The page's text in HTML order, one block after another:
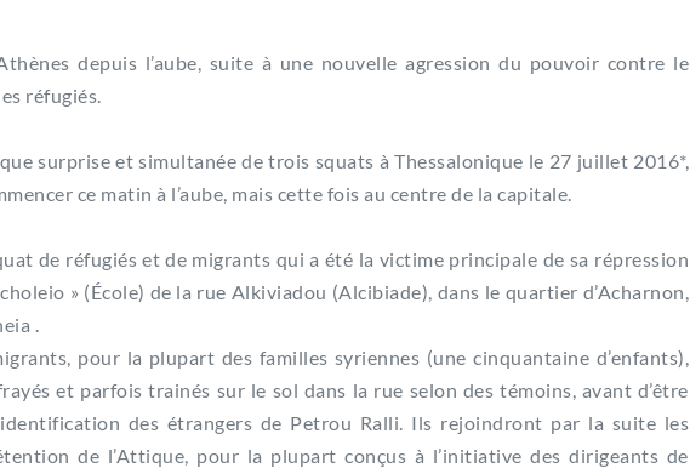
depuis l’aube, suite à une nouvelle agression du pouvoir contre le
réfugiés.
surprise et simultanée de trois squats à Thessalonique le 27 juillet 2016*,
ce matin à l’aube, mais cette fois au centre de la capitale.
de réfugiés et de migrants qui a été la victime principale de sa répression
» (École) de la rue Alkiviadou (Alcibiade), dans le quartier d’Acharnon,
.
pour la plupart des familles syriennes (une cinquantaine d’enfants),
et parfois trainés sur le sol dans la rue selon des témoins, avant d’être
des étrangers de Petrou Ralli. Ils rejoindront par la suite les
de l’Attique, pour la plupart conçus à l’initiative des dirigeants de